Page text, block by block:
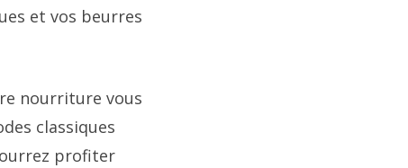
et vos beurres
nourriture vous
classiques
profiter